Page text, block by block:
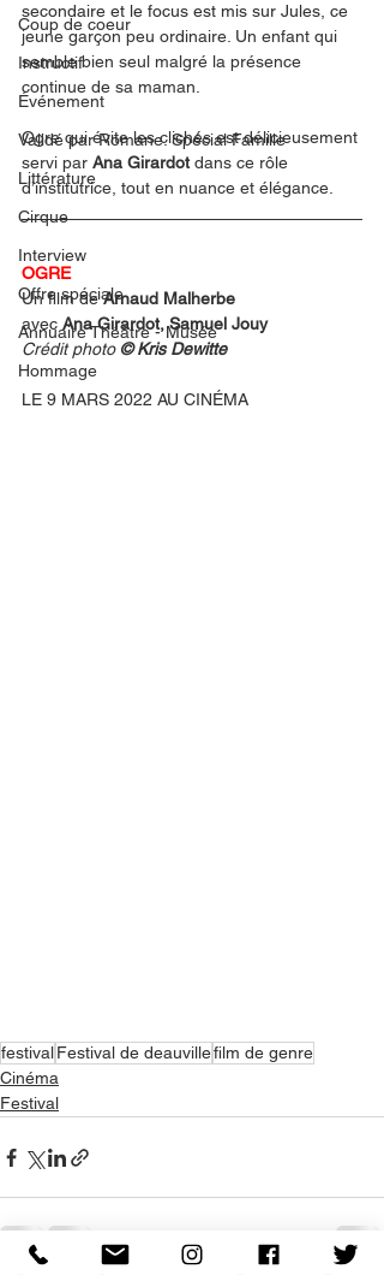
Coup de coeur
Instructif
Événement
Validé par Romane. Spécial Famille
Littérature
Cirque
Interview
Offre spéciale
Annuaire Théâtre - Musée
Hommage
secondaire et le focus est mis sur Jules, ce
jeune garçon peu ordinaire. Un enfant qui
semble bien seul malgré la présence
continue de sa maman.
Ogre qui évite les clichés est délicieusement
servi par Ana Girardot dans ce rôle
d’institutrice, tout en nuance et élégance.
OGRE
Un film de Arnaud Malherbe
avec Ana Girardot, Samuel Jouy
Crédit photo ©️ Kris Dewitte
LE 9 MARS 2022 AU CINÉMA
festivalFestival de deauvillefilm de genre
Cinéma
Festival